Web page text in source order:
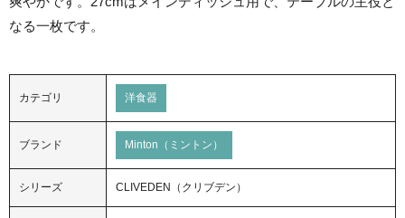
なる一枚です。
カテゴリ 洋食器
ブランド Minton（ミントン）
シリーズ CLIVEDEN（クリブデン）